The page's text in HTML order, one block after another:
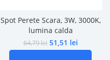
Spot Perete Scara, 3W, 3000K,
lumina calda
64,79lei 51,51 lei